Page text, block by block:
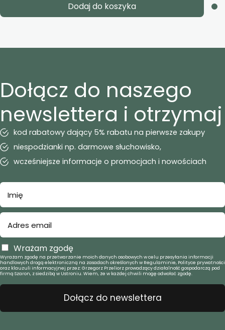
Dodaj do koszyka
Dołącz do naszego
newslettera i otrzymaj
kod rabatowy dający 5% rabatu na pierwsze zakupy
niespodzianki np. darmowe słuchowisko,
wcześniejsze informacje o promocjach i nowościach
Wrażam zgodę
Wyrażam zgodę na przetwarzanie moich danych osobowych w celu przesyłania informacji
handlowych drogą elektroniczną na zasadach określonych w Regulaminie, Polityce prywatności
oraz klauzuli informacyjnej przez: Grzegorz Przeliorz prowadzący działalność gospodarczą pod
firmą Szaron, z siedzibą w Ustroniu. Wiem, że w każdej chwili mogę odwołać zgodę.
Dołącz do newslettera